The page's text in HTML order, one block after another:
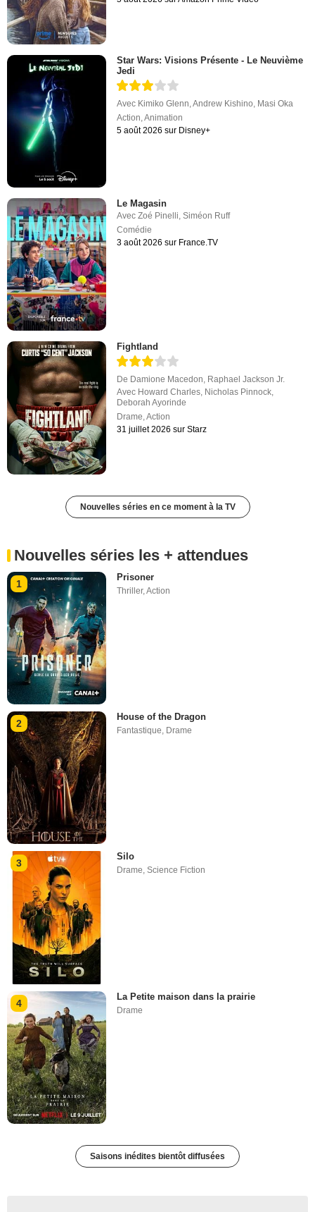
Star Wars: Visions Présente - Le Neuvième
Jedi
Avec Kimiko Glenn ,Andrew Kishino Masi Oka
Action ,Animation
5 août 2026 sur Disney+
Le Magasin
AvecZoé Pinelli,Siméon Ruff
Comédie
3 août 2026 sur France.TV
Fightland
De Damione Macedon, Raphael Jackson Jr.
Avec Howard Charles, Nicholas Pinnock,
Deborah Ayorinde
Drame,Action
31 juillet 2026 sur Starz
Nouvelles séries en ce moment à la TV
Nouvelles séries les + attendues
1
Prisoner
Thriller,Action
2
House of the Dragon
Fantastique, Drame
3
Silo
Drame,Science Fiction
4
La Petite maison dans la prairie
Drame
Saisons inédites bientôt diffusées